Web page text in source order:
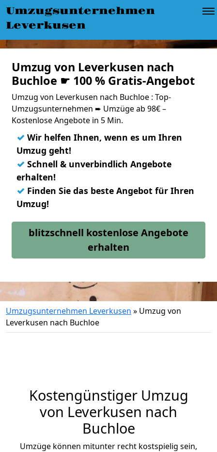
Umzugsunternehmen
Leverkusen
Umzug von Leverkusen nach
Buchloe ☛ 100 % Gratis-Angebot
Umzug von Leverkusen nach Buchloe : Top-
Umzugsunternehmen ➨ Umzüge ab 98€ –
Kostenlose Angebote in 5 Min.
✓ Wir helfen Ihnen, wenn es um Ihren
Umzug geht!
✓ Schnell & unverbindlich Angebote
erhalten!
✓ Finden Sie das beste Angebot für Ihren
Umzug!
blitzschnell kostenlose Angebote
erhalten
Umzugsunternehmen Leverkusen » Umzug von
Leverkusen nach Buchloe
Kostengünstiger Umzug
von Leverkusen nach
Buchloe
Umzüge können mitunter recht kostspielig sein,